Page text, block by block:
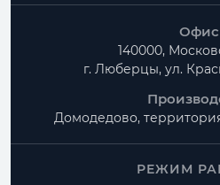
Офис
140000,
г. Люберцы, ул.
Домодедово,
РЕЖИМ